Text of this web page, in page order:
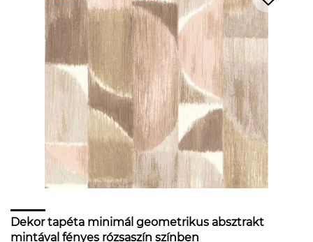
Dekor tapéta minimál geometrikus absztrakt
mintával fényes rózsaszín színben